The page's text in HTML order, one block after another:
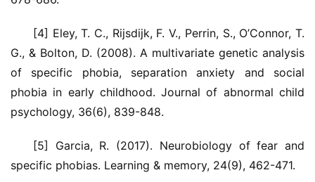
[4] Eley, T. C., Rijsdijk, F. V., Perrin, S., O’Connor, T.
G., & Bolton, D. (2008). A multivariate genetic analysis
of specific phobia, separation anxiety and social
phobia in early childhood. Journal of abnormal child
psychology, 36(6), 839-848.
[5] Garcia, R. (2017). Neurobiology of fear and
specific phobias. Learning & memory, 24(9), 462-471.